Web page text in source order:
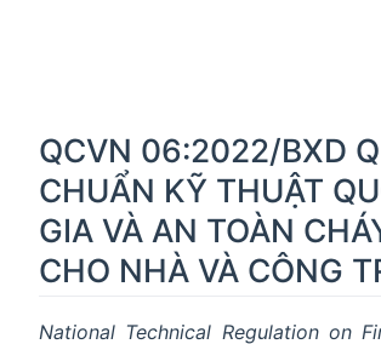
QCVN 06:2022/BXD
CHUẨN KỸ THUẬT
GIA VÀ AN TOÀN
CHO NHÀ VÀ CÔNG
National Technical Regulation on